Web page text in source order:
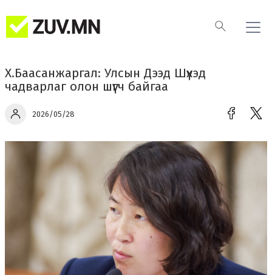
Х.Баасанжаргал: Улсын Дээд Шүүхэд
чадварлаг олон шүүгч байгаа
2026/05/28